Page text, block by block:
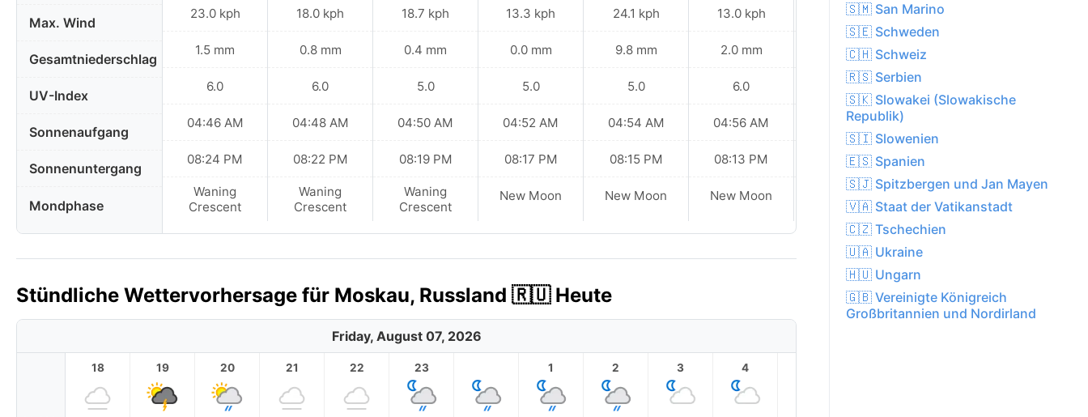
Max. Wind
Gesamtniederschlag
UV-Index
Sonnenaufgang
Sonnenuntergang
Mondphase
23.0 kph
1.5 mm
6.0
04:46 AM
08:24 PM
Waning
Crescent
18.0 kph
0.8 mm
6.0
04:48 AM
08:22 PM
Waning
Crescent
18.7 kph
0.4 mm
5.0
04:50 AM
08:19 PM
Waning
Crescent
13.3 kph
0.0 mm
5.0
04:52 AM
08:17 PM
New Moon
24.1 kph
9.8 mm
5.0
04:54 AM
08:15 PM
New Moon
13.0 kph
2.0 mm
6.0
04:56 AM
08:13 PM
New Moon
16.9 kph
0.0 mm
6.0
04:57 AM
08:10 PM
Stündliche Wettervorhersage für Moskau, Russland 🇷🇺 Heute
Friday, August 07, 2026
18 19 20 21 22 23 1 2 3 4
🇸🇲 San Marino
🇸🇪 Schweden
🇨🇭 Schweiz
🇷🇸 Serbien
🇸🇰 Slowakei (Slowakische
Republik)
🇸🇮 Slowenien
🇪🇸 Spanien
🇸🇯 Spitzbergen und Jan Mayen
🇻🇦 Staat der Vatikanstadt
🇨🇿 Tschechien
🇺🇦 Ukraine
🇭🇺 Ungarn
🇬🇧 Vereinigte Königreich
Großbritannien und Nordirland